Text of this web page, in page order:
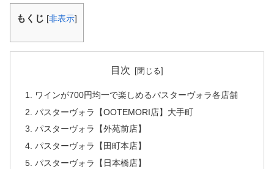
もくじ [非表示]
目次
ワインが700円均一で楽しめるパスターヴォラ各店舗
パスターヴォラ【OOTEMORI店】大手町
パスターヴォラ【外苑前店】
パスターヴォラ【田町本店】
パスターヴォラ【日本橋店】